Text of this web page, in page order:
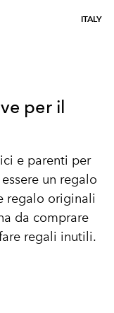
ITALY
per il
e parenti per
un regalo
regalo originali
da comprare
regali inutili.